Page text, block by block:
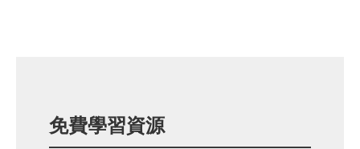
免費學習資源